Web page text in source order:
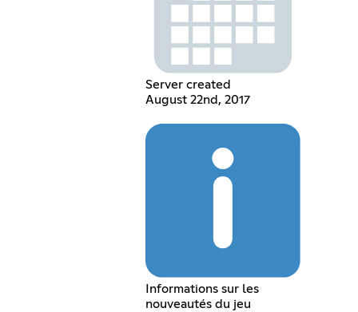
Server created
August 22nd, 2017
Informations sur les
nouveautés du jeu